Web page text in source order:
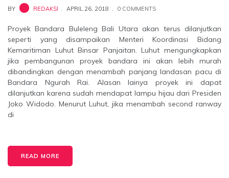
BY REDAKSI APRIL 26, 2018 0 COMMENTS
Proyek Bandara Buleleng Bali Utara akan terus dilanjutkan
seperti yang disampaikan Menteri Koordinasi Bidang
Kemaritiman Luhut Binsar Panjaitan. Luhut mengungkapkan
jika pembangunan proyek bandara ini akan lebih murah
dibandingkan dengan menambah panjang landasan pacu di
Bandara Ngurah Rai. Alasan lainya proyek ini dapat
dilanjutkan karena sudah mendapat lampu hijau dari Presiden
Joko Widodo. Menurut Luhut, jika menambah second ranway
di
READ MORE